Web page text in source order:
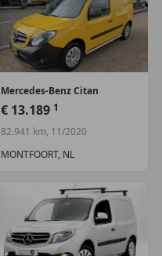
Mercedes-BenzCitan
€ 13.189 1
82.941 km, 11/2020
MONTFOORT, NL